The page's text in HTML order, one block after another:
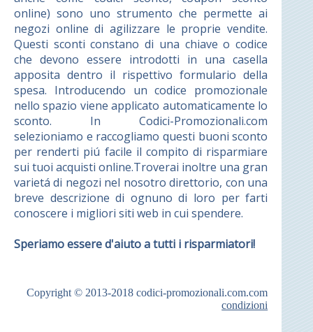
online) sono uno strumento che permette ai
negozi online di agilizzare le proprie vendite.
Questi sconti constano di una chiave o codice
che devono essere introdotti in una casella
apposita dentro il rispettivo formulario della
spesa. Introducendo un codice promozionale
nello spazio viene applicato automaticamente lo
sconto. In Codici-Promozionali.com
selezioniamo e raccogliamo questi buoni sconto
per renderti piú facile il compito di risparmiare
sui tuoi acquisti online.Troverai inoltre una gran
varietá di negozi nel nosotro direttorio, con una
breve descrizione di ognuno di loro per farti
conoscere i migliori siti web in cui spendere.
Speriamo essere d'aiuto a tutti i risparmiatori!
Copyright © 2013-2018 codici-promozionali.com.com
condizioni